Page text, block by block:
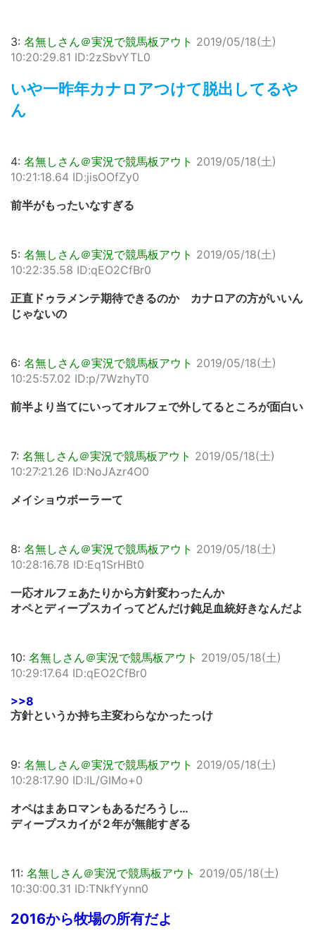
3: 名無しさん＠実況で競馬板アウト 2019/05/18(土)
10:20:29.81 ID:2zSbvYTL0
いや一昨年カナロアつけて脱出してるや
ん
4: 名無しさん＠実況で競馬板アウト 2019/05/18(土)
10:21:18.64 ID:jisOOfZy0
前半がもったいなすぎる
5: 名無しさん＠実況で競馬板アウト 2019/05/18(土)
10:22:35.58 ID:qEO2CfBr0
正直ドゥラメンテ期待できるのか カナロアの方がいいん
じゃないの
6: 名無しさん＠実況で競馬板アウト 2019/05/18(土)
10:25:57.02 ID:p/7WzhyT0
前半より当てにいってオルフェで外してるところが面白い
7: 名無しさん＠実況で競馬板アウト 2019/05/18(土)
10:27:21.26 ID:NoJAzr4O0
メイショウボーラーて
8: 名無しさん＠実況で競馬板アウト 2019/05/18(土)
10:28:16.78 ID:Eq1SrHBt0
一応オルフェあたりから方針変わったんか
オペとディープスカイってどんだけ鈍足血統好きなんだよ
10: 名無しさん＠実況で競馬板アウト 2019/05/18(土)
10:29:17.64 ID:qEO2CfBr0
>>8
方針というか持ち主変わらなかったっけ
9: 名無しさん＠実況で競馬板アウト 2019/05/18(土)
10:28:17.90 ID:IL/GIMo+0
オペはまあロマンもあるだろうし…
ディープスカイが２年が無能すぎる
11: 名無しさん＠実況で競馬板アウト 2019/05/18(土)
10:30:00.31 ID:TNkfYynn0
2016から牧場の所有だよ